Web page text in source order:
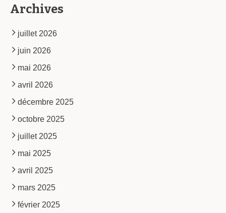
Archives
juillet 2026
juin 2026
mai 2026
avril 2026
décembre 2025
octobre 2025
juillet 2025
mai 2025
avril 2025
mars 2025
février 2025